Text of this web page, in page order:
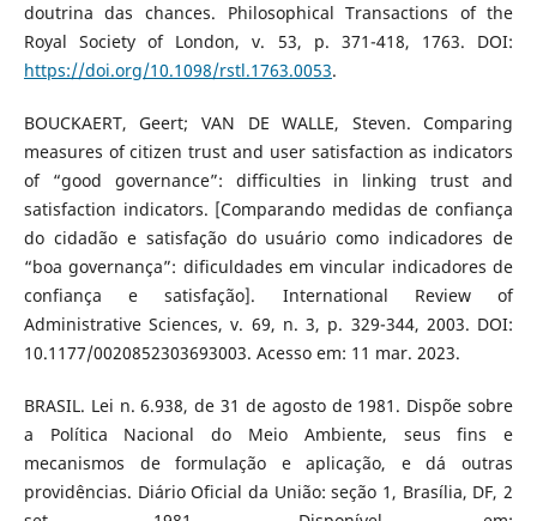
doutrina das chances. Philosophical Transactions of the
Royal Society of London, v. 53, p. 371-418, 1763. DOI:
https://doi.org/10.1098/rstl.1763.0053.
BOUCKAERT, Geert; VAN DE WALLE, Steven. Comparing
measures of citizen trust and user satisfaction as indicators
of “good governance”: difficulties in linking trust and
satisfaction indicators. [Comparando medidas de confiança
do cidadão e satisfação do usuário como indicadores de
“boa governança”: dificuldades em vincular indicadores de
confiança e satisfação]. International Review of
Administrative Sciences, v. 69, n. 3, p. 329-344, 2003. DOI:
10.1177/0020852303693003. Acesso em: 11 mar. 2023.
BRASIL. Lei n. 6.938, de 31 de agosto de 1981. Dispõe sobre
a Política Nacional do Meio Ambiente, seus fins e
mecanismos de formulação e aplicação, e dá outras
providências. Diário Oficial da União: seção 1, Brasília, DF, 2